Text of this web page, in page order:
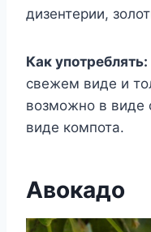
дизентерии,
Как употреблять:
свежем виде и
возможно в виде
виде компота.
Авокадо